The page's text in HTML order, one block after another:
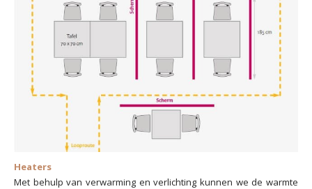
Heaters
Met behulp van verwarming en verlichting kunnen we de warmte